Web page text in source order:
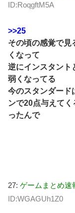
ID:RoqgftM5A
>>25
その頃の感覚で見
くなって
逆にインスタント
弱くなってる
今のスタンダード
ンで20点与えて
ったんで
27: ゲームまとめ速
ID:WGAGUh1Z0